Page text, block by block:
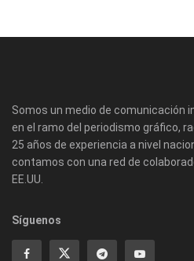
Somos un medio de comunicación
en el ramo del periodismo gráfico,
25 años de experiencia a nivel
contamos con una red de
EE.UU.
Síguenos